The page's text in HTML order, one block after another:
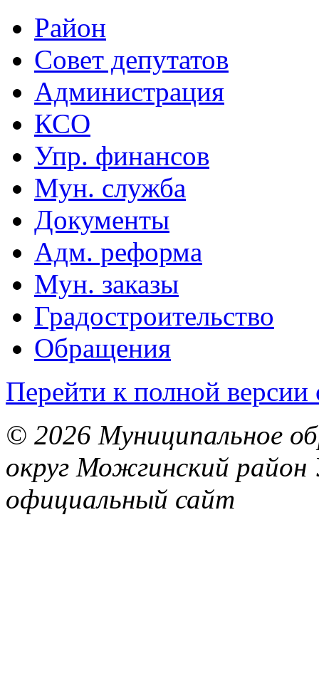
Район
Совет депутатов
Администрация
КСО
Упр. финансов
Мун. служба
Документы
Адм. реформа
Мун. заказы
Градостроительство
Обращения
Перейти к полной версии
© 2026 Муниципальное
округ Можгинский район
официальный сайт